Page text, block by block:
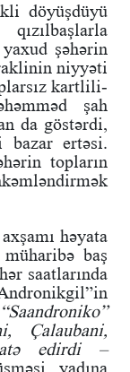
döyüşdüyü
şəhərin
niyyəti
kartlili-
şah
da göstərdi,
ertəsi.
topların
həyata
baş
saatlarında
Çalaubani,
edirdi –
yadına